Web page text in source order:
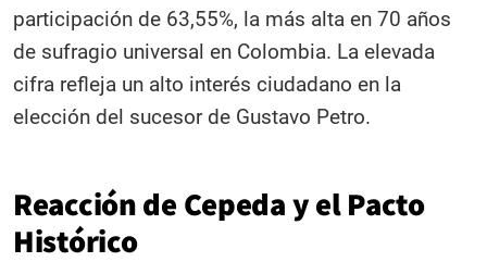
participación de 63,55%, la más alta en 70 años
de sufragio universal en Colombia. La elevada
cifra refleja un alto interés ciudadano en la
elección del sucesor de Gustavo Petro.
Reacción de Cepeda y el Pacto
Histórico